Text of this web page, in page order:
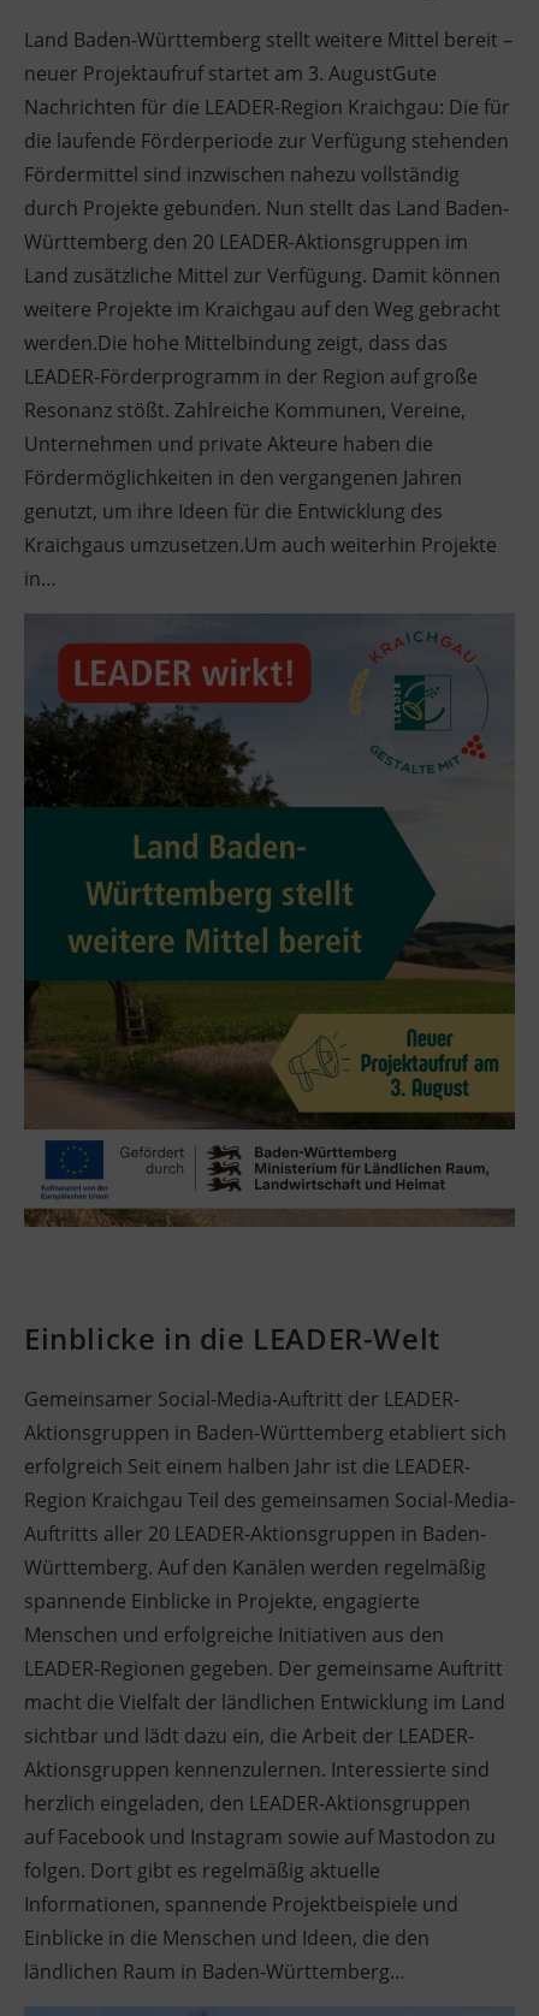
Land Baden-Württemberg stellt weitere Mittel bereit –
neuer Projektaufruf startet am 3. AugustGute
Nachrichten für die LEADER-Region Kraichgau: Die für
die laufende Förderperiode zur Verfügung stehenden
Fördermittel sind inzwischen nahezu vollständig
durch Projekte gebunden. Nun stellt das Land Baden-
Württemberg den 20 LEADER-Aktionsgruppen im
Land zusätzliche Mittel zur Verfügung. Damit können
weitere Projekte im Kraichgau auf den Weg gebracht
werden.Die hohe Mittelbindung zeigt, dass das
LEADER-Förderprogramm in der Region auf große
Resonanz stößt. Zahlreiche Kommunen, Vereine,
Unternehmen und private Akteure haben die
Fördermöglichkeiten in den vergangenen Jahren
genutzt, um ihre Ideen für die Entwicklung des
Kraichgaus umzusetzen.Um auch weiterhin Projekte
in…
Einblicke in die LEADER-Welt
Gemeinsamer Social-Media-Auftritt der LEADER-
Aktionsgruppen in Baden-Württemberg etabliert sich
erfolgreich Seit einem halben Jahr ist die LEADER-
Region Kraichgau Teil des gemeinsamen Social-Media-
Auftritts aller 20 LEADER-Aktionsgruppen in Baden-
Württemberg. Auf den Kanälen werden regelmäßig
spannende Einblicke in Projekte, engagierte
Menschen und erfolgreiche Initiativen aus den
LEADER-Regionen gegeben. Der gemeinsame Auftritt
macht die Vielfalt der ländlichen Entwicklung im Land
sichtbar und lädt dazu ein, die Arbeit der LEADER-
Aktionsgruppen kennenzulernen. Interessierte sind
herzlich eingeladen, den LEADER-Aktionsgruppen
auf Facebook und Instagram sowie auf Mastodon zu
folgen. Dort gibt es regelmäßig aktuelle
Informationen, spannende Projektbeispiele und
Einblicke in die Menschen und Ideen, die den
ländlichen Raum in Baden-Württemberg…